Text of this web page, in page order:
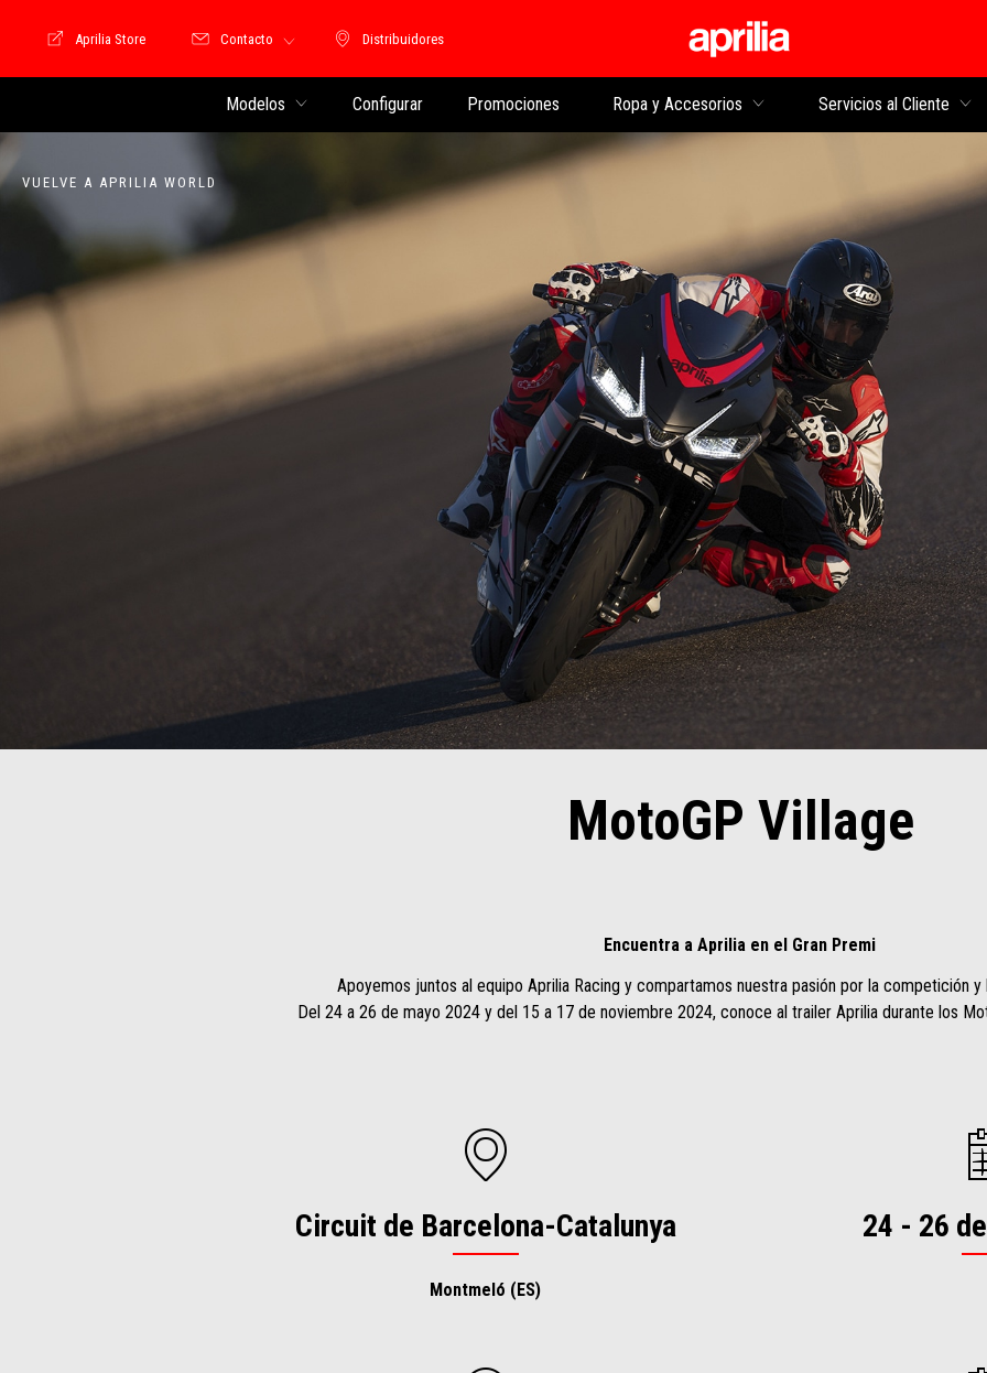
Distribuidores
Distribuidores
Store Motoguzzi
Aprilia Store Contacto
Modelos Configurar Promociones Ropa y Accesorios Servicios al Cliente
VUELVE A APRILIA WORLD
MotoGP Village
Encuentra a Aprilia en el Gran Premi
Apoyemos juntos al equipo Aprilia Racing y compartamos nuestra pasión por la competición y
Del 24 a 26 de mayo 2024 y del 15 a 17 de noviembre 2024, conoce al trailer Aprilia durante los
Circuit de Barcelona-Catalunya
Montmeló (ES)
24 - 26